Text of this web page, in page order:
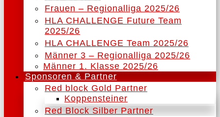
Frauen – Regionalliga 2025/26
HLA CHALLENGE Future Team
2025/26
HLA CHALLENGE Team 2025/26
Männer 3 – Regionalliga 2025/26
Männer 1. Klasse 2025/26
Sponsoren & Partner
Red block Gold Partner
Koppensteiner
Red Block Silber Partner